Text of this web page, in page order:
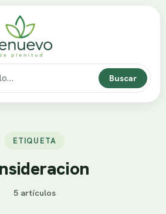
Buscar
ETIQUETA
5 artículos